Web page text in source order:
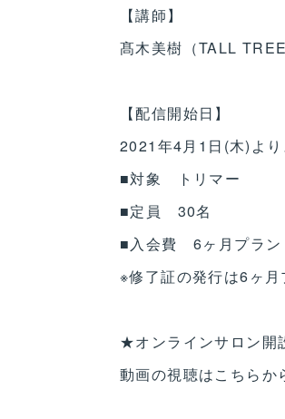
【講師】
髙木美樹（TALL
【配信開始日】
2021年4月1日(木)より
■対象 トリマー
■定員 30名
■入会費 6ヶ月プラン
※修了証の発行は6ヶ
★オンラインサロン開
動画の視聴はこちらか